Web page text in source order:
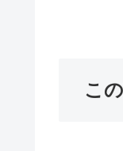
こ